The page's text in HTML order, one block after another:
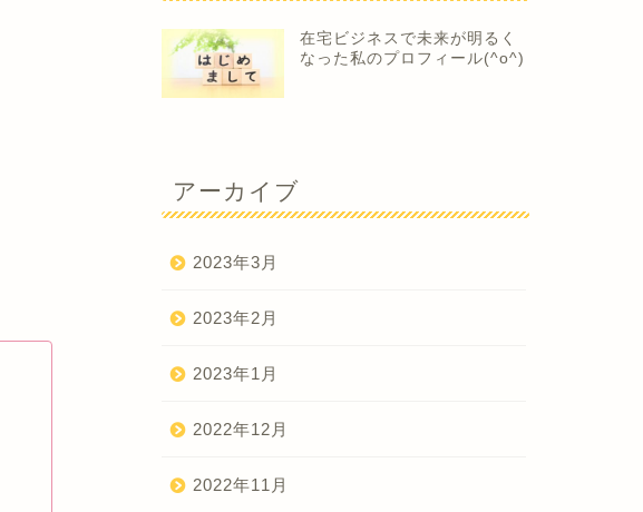
在宅ビジネスで未来が明るく
なった私のプロフィール(^o^)
アーカイブ
2023年3月
2023年2月
2023年1月
2022年12月
2022年11月